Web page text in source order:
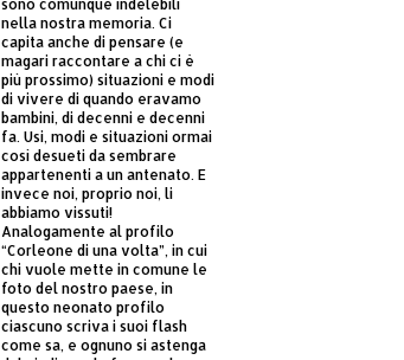
sono comunque indelebili
nella nostra memoria. Ci
capita anche di pensare (e
magari raccontare a chi ci è
più prossimo) situazioni e modi
di vivere di quando eravamo
bambini, di decenni e decenni
fa. Usi, modi e situazioni ormai
così desueti da sembrare
appartenenti a un antenato. E
invece noi, proprio noi, li
abbiamo vissuti!
Analogamente al profilo
“Corleone di una volta”, in cui
chi vuole mette in comune le
foto del nostro paese, in
questo neonato profilo
ciascuno scriva i suoi flash
come sa, e ognuno si astenga